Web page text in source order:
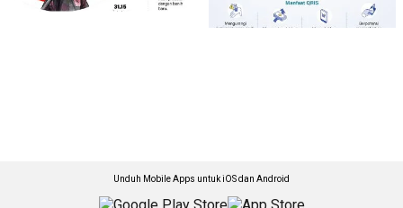
Unduh Mobile Apps untuk iOS dan Android